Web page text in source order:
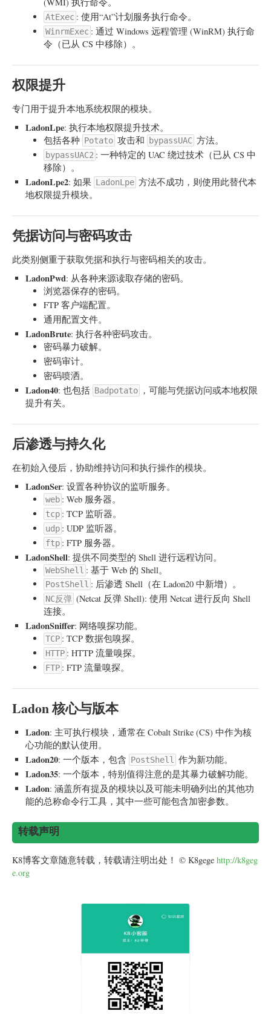
AtExec : 使用“At”计划服务执行命令。
WinrmExec : 通过 Windows 远程管理 (WinRM) 执行命
令（已从 CS 中移除）。
权限提升
专门用于提升本地系统权限的模块。
LadonLpe: 执行本地权限提升技术。
包括各种 Potato 攻击和 bypassUAC 方法。
bypassUAC2 : 一种特定的 UAC 绕过技术（已从 CS 中
移除）。
LadonLpe2: 如果 LadonLpe 方法不成功，则使用此替代本
地权限提升模块。
凭据访问与密码攻击
此类别侧重于获取凭据和执行与密码相关的攻击。
LadonPwd: 从各种来源读取存储的密码。
浏览器保存的密码。
FTP 客户端配置。
通用配置文件。
LadonBrute: 执行各种密码攻击。
密码暴力破解。
密码审计。
密码喷洒。
Ladon40: 也包括 Badpotato ，可能与凭据访问或本地权限
提升有关。
后渗透与持久化
在初始入侵后，协助维持访问和执行操作的模块。
LadonSer: 设置各种协议的监听服务。
web : Web 服务器。
tcp : TCP 监听器。
udp : UDP 监听器。
ftp : FTP 服务器。
LadonShell: 提供不同类型的 Shell 进行远程访问。
WebShell : 基于 Web 的 Shell。
PostShell : 后渗透 Shell（在 Ladon20 中新增）。
NC反弹 (Netcat 反弹 Shell): 使用 Netcat 进行反向 Shell
连接。
LadonSniffer: 网络嗅探功能。
TCP : TCP 数据包嗅探。
HTTP : HTTP 流量嗅探。
FTP : FTP 流量嗅探。
Ladon 核心与版本
Ladon: 主可执行模块，通常在 Cobalt Strike (CS) 中作为核
心功能的默认使用。
Ladon20: 一个版本，包含 PostShell 作为新功能。
Ladon35: 一个版本，特别值得注意的是其暴力破解功能。
Ladon: 涵盖所有提及的模块以及可能未明确列出的其他功
能的总称命令行工具，其中一些可能包含加密参数。
转载声明
K8博客文章随意转载，转载请注明出处！ © K8gege http://k8geg
e.org